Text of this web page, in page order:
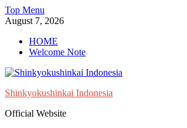
Skip
to
Top Menu
August 7, 2026
HOME
Welcome Note
Shinkyokushinkai Indonesia
Official Website